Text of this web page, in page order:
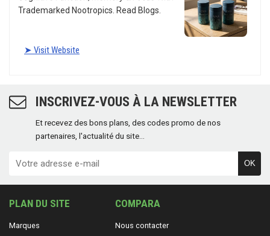
INSCRIVEZ-VOUS À LA NEWSLETTER
Et recevez des bons plans, des codes promo de nos
partenaires, l'actualité du site...
OK
PLAN DU SITE
Marques
COMPARA
Nous contacter